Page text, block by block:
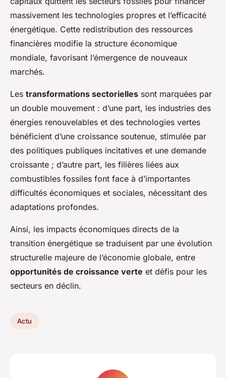
massivement les technologies propres et l’efficacité
énergétique. Cette redistribution des ressources
financières modifie la structure économique
mondiale, favorisant l’émergence de nouveaux
marchés.
Les transformations sectorielles sont marquées par
un double mouvement : d’une part, les industries des
énergies renouvelables et des technologies vertes
bénéficient d’une croissance soutenue, stimulée par
des politiques publiques incitatives et une demande
croissante ; d’autre part, les filières liées aux
combustibles fossiles font face à d’importantes
difficultés économiques et sociales, nécessitant des
adaptations profondes.
Ainsi, les impacts économiques directs de la
transition énergétique se traduisent par une évolution
structurelle majeure de l’économie globale, entre
opportunités de croissance verte et défis pour les
secteurs en déclin.
Actu